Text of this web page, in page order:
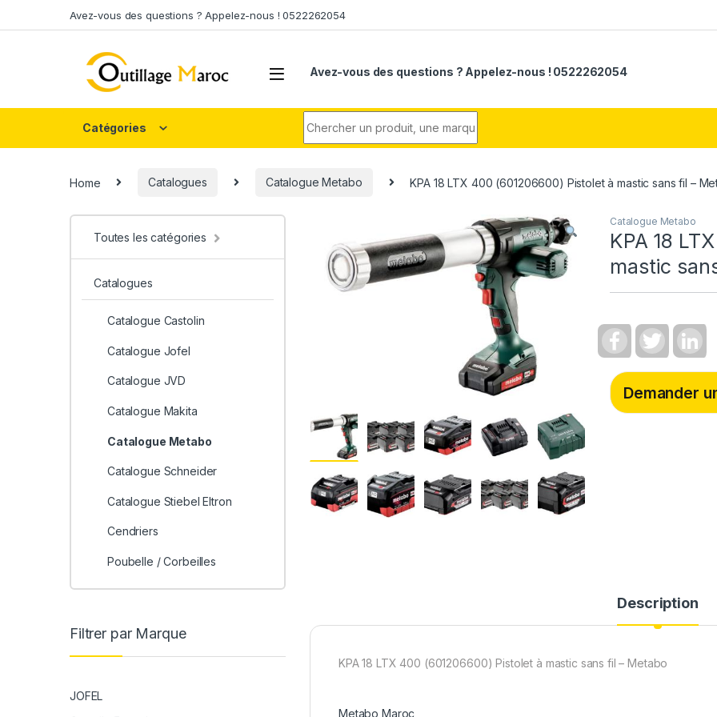
Avez-vous des questions ? Appelez-nous ! 0522262054
Avez-vous des questions ? Appelez-nous ! 0522262054
Catégories
Home Catalogues Catalogue Metabo KPA 18 LTX 400 (601206600) Pistolet à mastic sans fil –
Catalogue Metabo
KPA 18
mastic
c
e
b
o
o
i
t
e
r
n
k
d
I
Demander
Description
KPA 18 LTX 400 (601206600) Pistolet à mastic sans fil – Metabo
Metabo Maroc
Toutes les catégories
Catalogues
Catalogue Castolin
Catalogue Jofel
Catalogue JVD
Catalogue Makita
Catalogue Metabo
Catalogue Schneider
Catalogue Stiebel Eltron
Cendriers
Poubelle / Corbeilles
Filtrer par Marque
JOFEL